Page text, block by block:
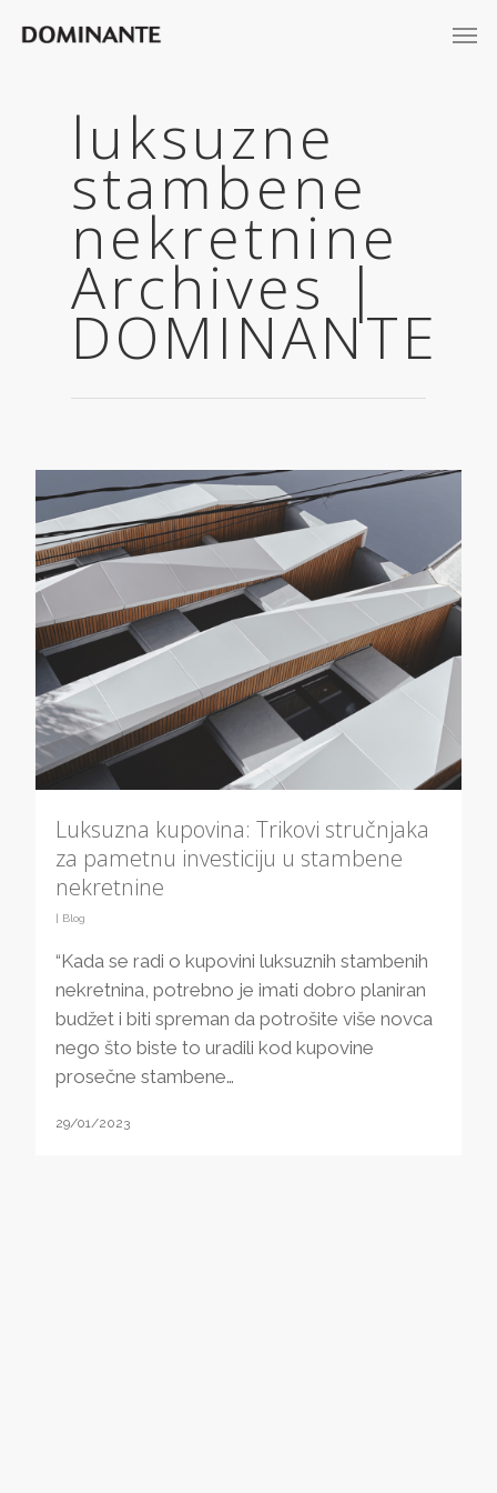
luksuzne
stambene
nekretnine
Archives |
DOMINANTE
Luksuzna kupovina: Trikovi stručnjaka
za pametnu investiciju u stambene
nekretnine
| Blog
“Kada se radi o kupovini luksuznih stambenih
nekretnina, potrebno je imati dobro planiran
budžet i biti spreman da potrošite više novca
nego što biste to uradili kod kupovine
prosečne stambene…
29/01/2023